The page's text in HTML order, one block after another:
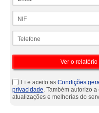
Li e aceito as Condições
privacidade. Também autorizo
atualizações e melhorias do